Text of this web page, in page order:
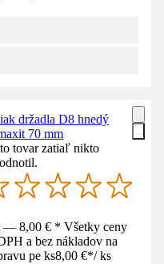
držadla D8 hnedý
70 mm
tovar zatiaľ nikto
— 8,00 € * Všetky ceny
a bez nákladov na
pe ks8,00 €*/ ks